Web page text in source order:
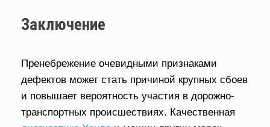
Заключение
Пренебрежение очевидными признаками
дефектов может стать причиной крупных сбоев
и повышает вероятность участия в дорожно-
транспортных происшествиях. Качественная